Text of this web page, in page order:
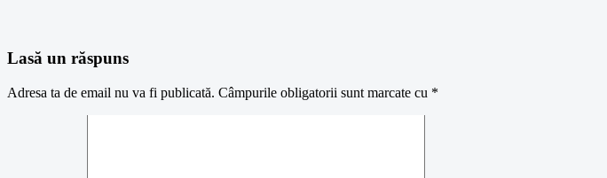
Lasă un răspuns
Adresa ta de email nu va fi publicată. Câmpurile obligatorii sunt marcate cu *